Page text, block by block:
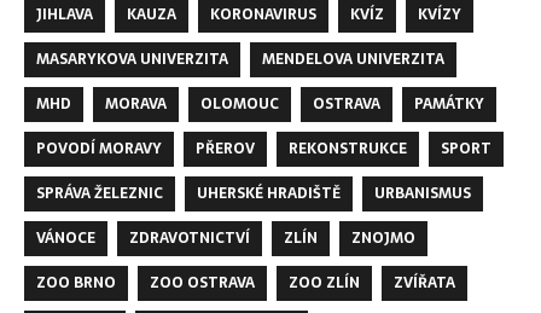
JIHLAVA
KAUZA KORONAVIRUS KVÍZ
KVÍZY
MASARYKOVA UNIVERZITA
MENDELOVA UNIVERZITA
MHD
MORAVA OLOMOUC OSTRAVA
PAMÁTKY
POVODÍ MORAVY
PŘEROV REKONSTRUKCE
SPORT
SPRÁVA ŽELEZNIC
UHERSKÉ HRADIŠTĚ
URBANISMUS
VÁNOCE
ZDRAVOTNICTVÍ ZLÍN
ZNOJMO
ZOO BRNO
ZOO OSTRAVA ZOO ZLÍN
ZVÍŘATA